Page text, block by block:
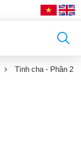
Tình cha - Phần 2